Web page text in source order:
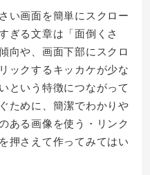
い画面を簡単にスクロー
ぎる文章は「面倒くさ
向や、画面下部にスクロ
ックするキッカケが少な
という特徴につながって
ために、簡潔でわかりや
ある画像を使う・リンク
押さえて作ってみてはい